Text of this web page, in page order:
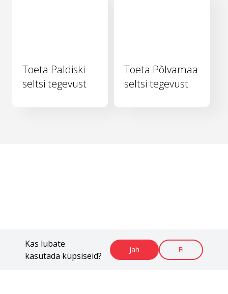
Kas lubate
kasutada küpsiseid?
Jah Ei
Toeta Paldiski
seltsi tegevust
Toeta Põlvamaa
seltsi tegevust